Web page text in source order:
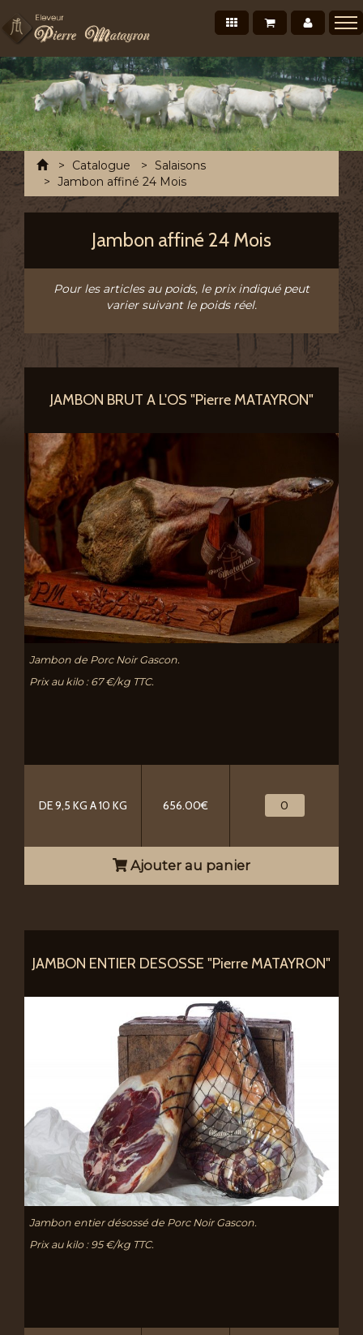
Mon
Mon panier
Nos produits
Présentation
Points de vente Professionnels
Recettes et conseils
Photos/Vidéos
Salons et évènements
Tournée Mensuelle
Chronofresh France
Contact
A découvrir
AccueilCatalogue
Salaisons
Jambon affiné 24 Mois
Jambon affiné 24 Mois
Pour les articles au poids, le prix indiqué peut
varier suivant le poids réel.
JAMBON BRUT A L'OS "Pierre MATAYRON"
Jambon de Porc Noir Gascon.
Prix au kilo : 67 €/kg TTC.
DE 9,5 KG A 10 KG 656.00€
Ajouter au panier
JAMBON ENTIER DESOSSE "Pierre MATAYRON"
Jambon entier désossé de Porc Noir Gascon.
Prix au kilo : 95 €/kg TTC.